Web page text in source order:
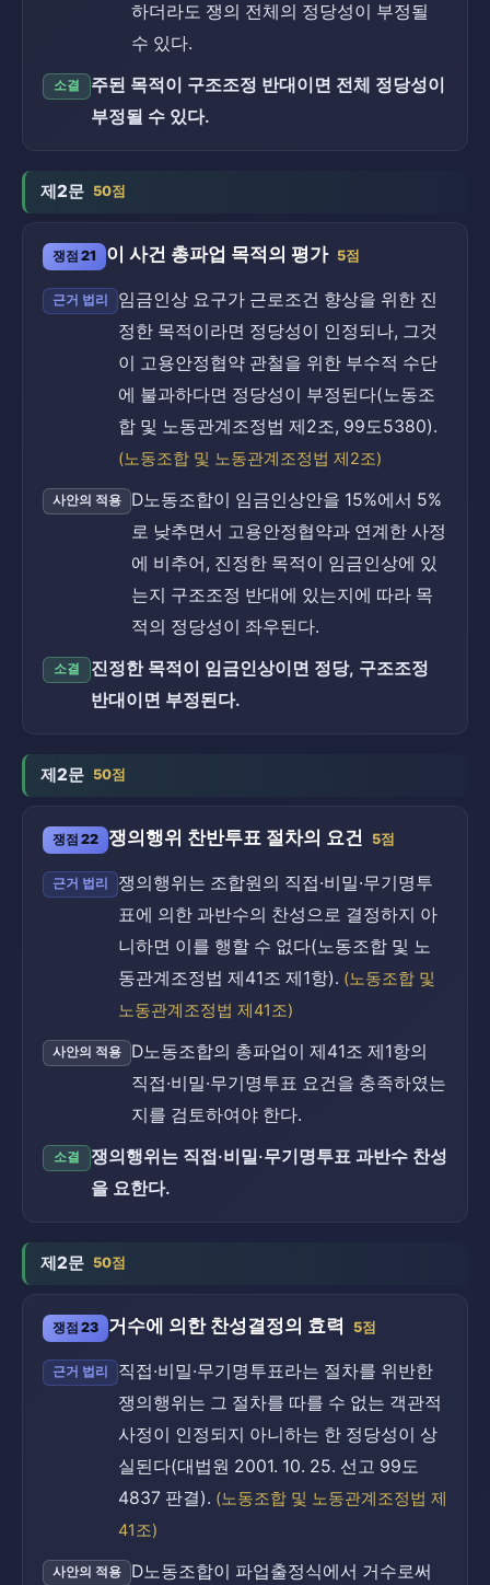
하더라도 쟁의 전체의 정당성이 부정될
수 있다.
소결
주된 목적이 구조조정 반대이면 전체 정당성이
부정될 수 있다.
제2문 50점
쟁점 21 이 사건 총파업 목적의 평가 5점
근거 법리
임금인상 요구가 근로조건 향상을 위한 진
정한 목적이라면 정당성이 인정되나, 그것
이 고용안정협약 관철을 위한 부수적 수단
에 불과하다면 정당성이 부정된다(노동조
합 및 노동관계조정법 제2조, 99도5380).
(노동조합 및 노동관계조정법 제2조)
사안의 적용
D노동조합이 임금인상안을 15%에서 5%
로 낮추면서 고용안정협약과 연계한 사정
에 비추어, 진정한 목적이 임금인상에 있
는지 구조조정 반대에 있는지에 따라 목
적의 정당성이 좌우된다.
소결
진정한 목적이 임금인상이면 정당, 구조조정
반대이면 부정된다.
제2문 50점
쟁점 22 쟁의행위 찬반투표 절차의 요건 5점
근거 법리
쟁의행위는 조합원의 직접·비밀·무기명투
표에 의한 과반수의 찬성으로 결정하지 아
니하면 이를 행할 수 없다(노동조합 및 노
동관계조정법 제41조 제1항). (노동조합 및
노동관계조정법 제41조)
사안의 적용
D노동조합의 총파업이 제41조 제1항의
직접·비밀·무기명투표 요건을 충족하였는
지를 검토하여야 한다.
소결
쟁의행위는 직접·비밀·무기명투표 과반수 찬성
을 요한다.
제2문 50점
쟁점 23 거수에 의한 찬성결정의 효력 5점
근거 법리
직접·비밀·무기명투표라는 절차를 위반한
쟁의행위는 그 절차를 따를 수 없는 객관적
사정이 인정되지 아니하는 한 정당성이 상
실된다(대법원 2001. 10. 25. 선고 99도
4837 판결). (노동조합 및 노동관계조정법 제
41조)
사안의 적용
D노동조합이 파업출정식에서 거수로써